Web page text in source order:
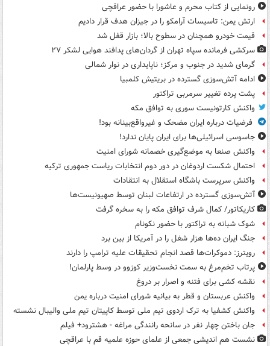
رونمایی از کتاب محرم و عاشورا با حضور عراقچی
ارتش یمن: تاسیسات آرامکو را در جیزان هدف قرار دادیم
قیمت خودرو همچنان در سطوح بالا؛ بازار قفل شد
سرکشی فرمانده سپاه تهران از گردان‌های پدافند هوایی لشکر ۲۷
گرمای شدید در جنوب و مرکز؛ ناپایداری در نوار شمالی
ادامه آتش‌سوزی گسترده در بریتیش کلمبیا
پشت پرده تغییر سرمربی تراکتور
واکنش کارتونیست سوری به توافق مکه
فرضیات درباره ایران مضحک و غیرواقع‌بینانه بود!
جاسوسی اسرائیلی‌ها برای ایران پایان ندارد!
واکنش صنعا به موضع‌گیری خصمانه شورای امنیت
احتمال شکست اردوغان در دور دوم انتخابات ریاست جمهوری ترکیه
واکنش سرپرست باشگاه استقلال به انتقادات
آتش‌سوزی گسترده در ارتفاعات لبنان توسط صهیونیست‌ها
کاریکاتور/ کمال شرف توافق مکه را به سخره گرفت
شوک شبانه به تراکتور با حضور نکونام
جنگ ایران ده‌ها هزار شغل را در آمریکا از بین برد
رویترز: دموکرات‌ها قصد انجام تحقیقات علیه ترامپ را دارند
پرتاب تخم‌مرغ به سمت نخست‌وزیر کوزوو در وسط پارلمان!
نقشه کشی برای فتنه و اصرار بر دروغ
واکنش عربستان و قطر به بیانیه شورای امنیت درباره یمن
واکنش کشفیا به ترک اردوی تیم ملی توسط کاپیتان تیم ملی والیبال نشسته
جان باختن چهار نفر در سانحه رانندگی مراغه - هشترود+ فیلم
نشست هم اندیشی جمعی از علمای حوزه علمیه قم با عراقچی